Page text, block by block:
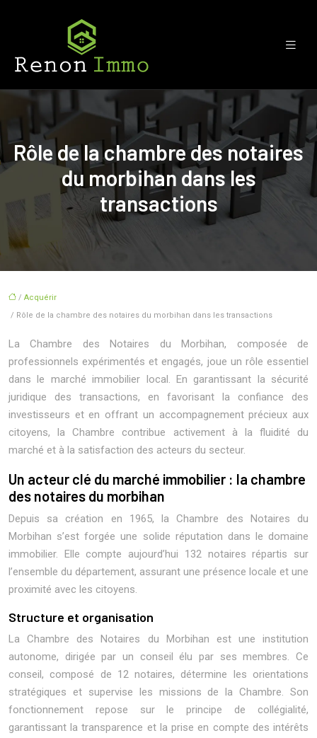
Rôle de la chambre des notaires
du morbihan dans les
transactions
/ Acquérir
/ Rôle de la chambre des notaires du morbihan dans les transactions
La Chambre des Notaires du Morbihan, composée de
professionnels expérimentés et engagés, joue un rôle essentiel
dans le marché immobilier local. En garantissant la sécurité
juridique des transactions, en favorisant la confiance des
investisseurs et en offrant un accompagnement précieux aux
citoyens, la Chambre contribue activement à la fluidité du
marché et à la satisfaction des acteurs du secteur.
Un acteur clé du marché immobilier : la chambre
des notaires du morbihan
Depuis sa création en 1965, la Chambre des Notaires du
Morbihan s’est forgée une solide réputation dans le domaine
immobilier. Elle compte aujourd’hui 132 notaires répartis sur
l’ensemble du département, assurant une présence locale et une
proximité avec les citoyens.
Structure et organisation
La Chambre des Notaires du Morbihan est une institution
autonome, dirigée par un conseil élu par ses membres. Ce
conseil, composé de 12 notaires, détermine les orientations
stratégiques et supervise les missions de la Chambre. Son
fonctionnement repose sur le principe de collégialité,
garantissant la transparence et la prise en compte des intérêts